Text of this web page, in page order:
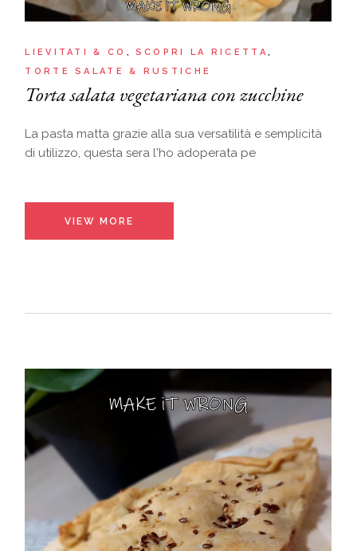
LIEVITATI & CO
SCOPRI LA RICETTA
TORTE SALATE & RUSTICHE
Torta salata vegetariana con zucchine
La pasta matta grazie alla sua versatilità e semplicità
di utilizzo, questa sera l'ho adoperata pe
VIEW MORE